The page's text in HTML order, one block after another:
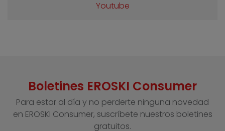
Youtube
Boletines EROSKI Consumer
Para estar al día y no perderte ninguna novedad
en EROSKI Consumer, suscríbete nuestros boletines
gratuitos.